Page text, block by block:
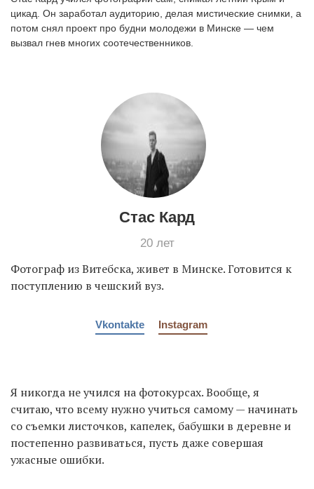
цикад. Он заработал аудиторию, делая мистические снимки, а
потом снял проект про будни молодежи в Минске — чем
вызвал гнев многих соотечественников.
Стас Кард
20 лет
Фотограф из Витебска, живет в Минске. Готовится к
поступлению в чешский вуз.
Vkontakte Instagram
Я никогда не учился на фотокурсах. Вообще, я
считаю, что всему нужно учиться самому — начинать
со съемки листочков, капелек, бабушки в деревне и
постепенно развиваться, пусть даже совершая
ужасные ошибки.